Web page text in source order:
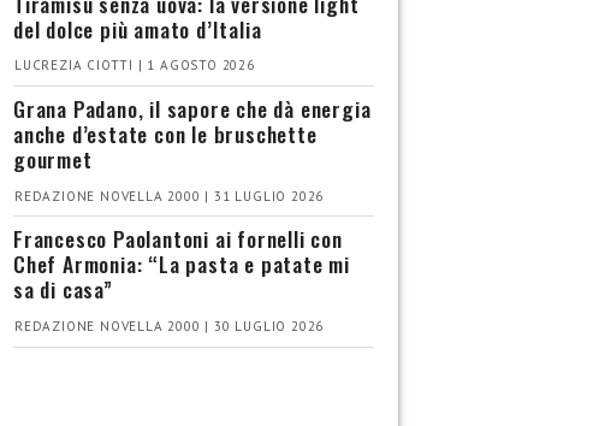
del dolce più amato d’Italia
LUCREZIA CIOTTI | 1 AGOSTO 2026
Grana Padano, il sapore che dà energia
anche d’estate con le bruschette
gourmet
REDAZIONE NOVELLA 2000 | 31 LUGLIO 2026
Francesco Paolantoni ai fornelli con
Chef Armonia: “La pasta e patate mi
sa di casa”
REDAZIONE NOVELLA 2000 | 30 LUGLIO 2026